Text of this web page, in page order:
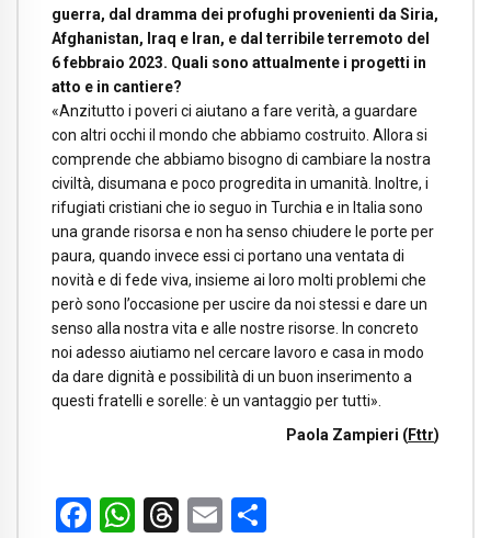
guerra, dal dramma dei profughi provenienti da Siria,
Afghanistan, Iraq e Iran, e dal terribile terremoto del
6 febbraio 2023. Quali sono attualmente i progetti in
atto e in cantiere?
«Anzitutto i poveri ci aiutano a fare verità, a guardare
con altri occhi il mondo che abbiamo costruito. Allora si
comprende che abbiamo bisogno di cambiare la nostra
civiltà, disumana e poco progredita in umanità. Inoltre, i
rifugiati cristiani che io seguo in Turchia e in Italia sono
una grande risorsa e non ha senso chiudere le porte per
paura, quando invece essi ci portano una ventata di
novità e di fede viva, insieme ai loro molti problemi che
però sono l’occasione per uscire da noi stessi e dare un
senso alla nostra vita e alle nostre risorse. In concreto
noi adesso aiutiamo nel cercare lavoro e casa in modo
da dare dignità e possibilità di un buon inserimento a
questi fratelli e sorelle: è un vantaggio per tutti».
Paola Zampieri (Fttr)
Facebook
WhatsApp
Threads
Email